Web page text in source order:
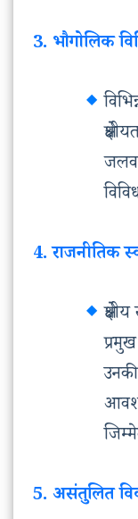
3. भौगोलिक
4. राजनीतिक
5. असंतुलित